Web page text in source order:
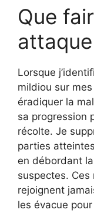
Que
Lorsque
mildiou sur
éradiquer la
sa progression
récolte. Je
parties
en débordant
suspectes.
rejoignent
les évacue